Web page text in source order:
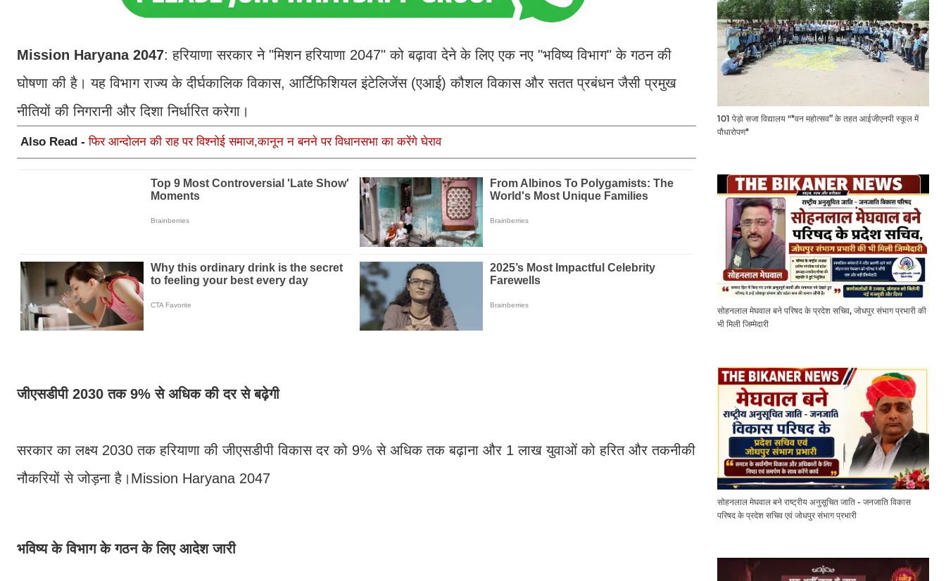
Mission Haryana 2047: हरियाणा सरकार ने "मिशन हरियाणा 2047" को बढ़ावा देने के लिए एक नए "भविष्य विभाग" के गठन की
घोषणा की है। यह विभाग राज्य के दीर्घकालिक विकास, आर्टिफिशियल इंटेलिजेंस (एआई) कौशल विकास और सतत प्रबंधन जैसी प्रमुख
नीतियों की निगरानी और दिशा निर्धारित करेगा।
Also Read -फिर आन्दोलन की राह पर विश्नोई समाज,कानून न बनने पर विधानसभा का करेंगे घेराव
जीएसडीपी 2030 तक 9% से अधिक की दर से बढ़ेगी
सरकार का लक्ष्य 2030 तक हरियाणा की जीएसडीपी विकास दर को 9% से अधिक तक बढ़ाना और 1 लाख युवाओं को हरित और तकनीकी
नौकरियों से जोड़ना है।Mission Haryana 2047
भविष्य के विभाग के गठन के लिए आदेश जारी
101 पेड़ो सजा विद्यालय "*वन महोत्सव” के तहत आईजीएनपी स्कूल में
पौधारोपण*
सोहनलाल मेघवाल बने परिषद के प्रदेश सचिव, जोधपुर संभाग प्रभारी की
भी मिली जिम्मेदारी
सोहनलाल मेघवाल बने राष्ट्रीय अनुसूचित जाति - जनजाति विकास
परिषद के प्रदेश सचिव एवं जोधपुर संभाग प्रभारी